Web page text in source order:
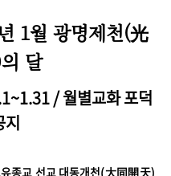
1월 광명제천(光
달
/ 월별교화 포덕
지
종교 선교 대동개천(大同開天)